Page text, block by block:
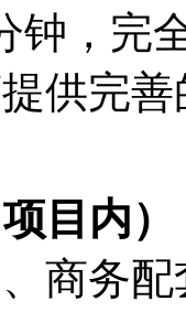
钟，完
供完
目内）
商务